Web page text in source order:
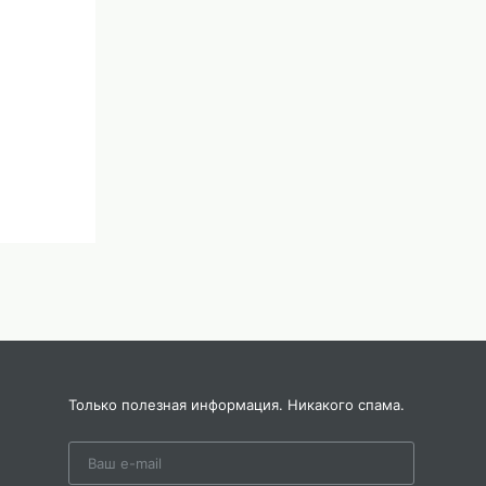
Только полезная информация. Никакого спама.